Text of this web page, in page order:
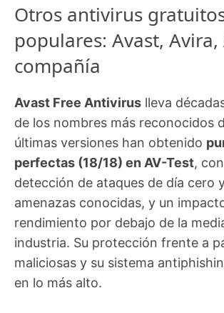
Otros antivirus
populares: Avast, Avira,
compañía
Avast Free Antivirus lleva
de los nombres más reconocidos
últimas versiones han obtenido
perfectas (18/18) en AV-Test,
detección de ataques de día cero
amenazas conocidas, y un
rendimiento por debajo de la
industria. Su protección frente a
maliciosas y su sistema
en lo más alto.